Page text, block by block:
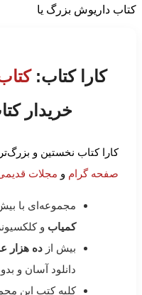
کتاب داریوش بزرگ یا
کارا کتاب:
خریدار
کارا کتاب نخستین و
صفحه گرام و مجلات
مجموعه‌ای با
کمیاب و
بیش از ده هزار
دانلود آسان و
کلیه کتب این